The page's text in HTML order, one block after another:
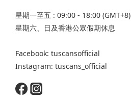
星期一至五 : 09:00 - 18:00 (GMT+8)
星期六、日及香港公眾假期休息
Facebook: tuscansofficial
Instagram: tuscans_official